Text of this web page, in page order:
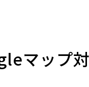
マップ